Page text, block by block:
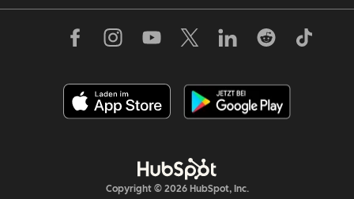
Copyright © 2026 HubSpot, Inc.